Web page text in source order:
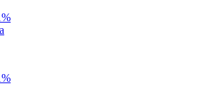
%
%